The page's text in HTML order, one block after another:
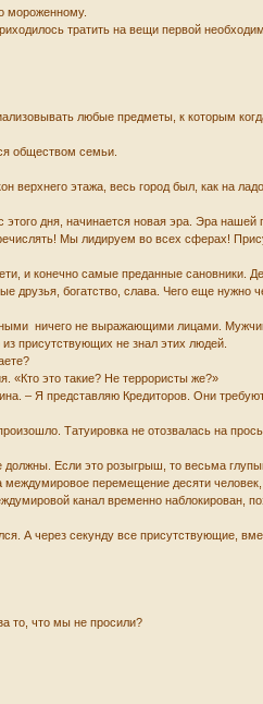
мороженному.
тратить на вещи первой
любые предметы, к которым
обществом семьи.
верхнего этажа, весь город был, как на
дня, начинается новая эра. Эра нашей
Мы лидируем во всех сферах!
и конечно самые преданные сановники.
друзья, богатство, слава. Чего еще нужно
ничего не выражающими лицами.
присутствующих не знал этих людей.
«Кто это такие? Не террористы же?»
– Я представляю Кредиторов. Они
Татуировка не отозвалась на
Если это розыгрыш, то весьма
перемещение десяти
канал временно наблокирован,
А через секунду все присутствующие,
то, что мы не просили?